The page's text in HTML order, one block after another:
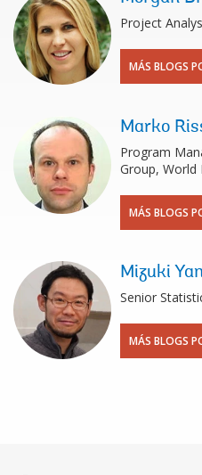
Project
MÁS BLOGS
Marko
Program
Group, World
MÁS BLOGS
Mizuki
Senior
MÁS BLOGS